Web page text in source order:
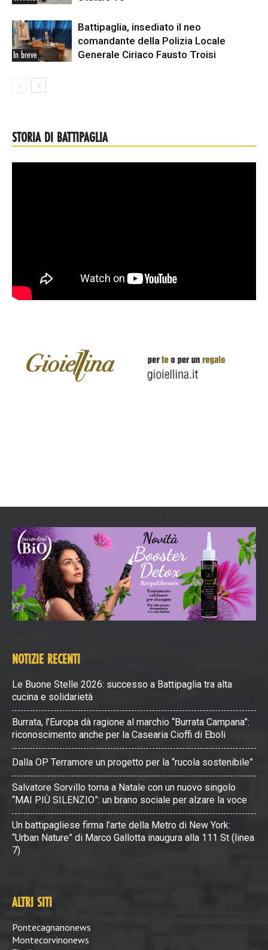
In breve
Battipaglia, insediato il neo
comandante della Polizia Locale
Generale Ciriaco Fausto Troisi
STORIA DI BATTIPAGLIA
NOTIZIE RECENTI
Le Buone Stelle 2026: successo a Battipaglia tra alta
cucina e solidarietà
Burrata, l’Europa dà ragione al marchio “Burrata Campana”:
riconoscimento anche per la Casearia Cioffi di Eboli
Dalla OP Terramore un progetto per la “rucola sostenibile”
Salvatore Sorvillo torna a Natale con un nuovo singolo
“MAI PIÙ SILENZIO”: un brano sociale per alzare la voce
Un battipagliese firma l’arte della Metro di New York:
“Urban Nature” di Marco Gallotta inaugura alla 111 St (linea
7)
ALTRI SITI
Pontecagnanonews
Montecorvinonews